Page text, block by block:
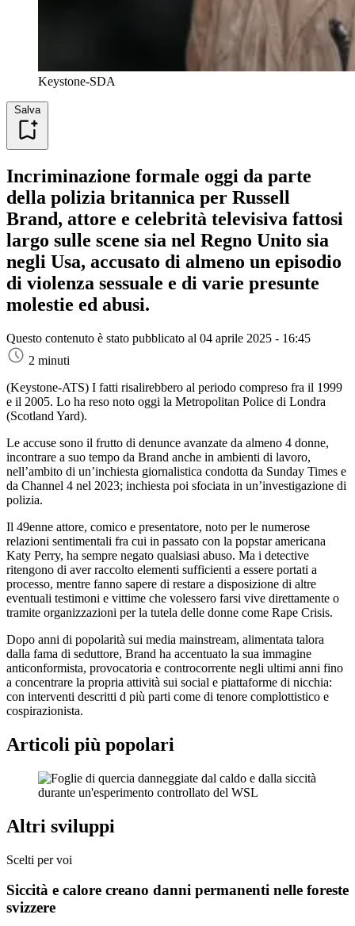
Keystone-SDA
Salva
Incriminazione formale oggi da parte
della polizia britannica per Russell
Brand, attore e celebrità televisiva fattosi
largo sulle scene sia nel Regno Unito sia
negli Usa, accusato di almeno un episodio
di violenza sessuale e di varie presunte
molestie ed abusi.
Questo contenuto è stato pubblicato al 04 aprile 2025 - 16:45
2 minuti
(Keystone-ATS) I fatti risalirebbero al periodo compreso fra il 1999
e il 2005. Lo ha reso noto oggi la Metropolitan Police di Londra
(Scotland Yard).
Le accuse sono il frutto di denunce avanzate da almeno 4 donne,
incontrare a suo tempo da Brand anche in ambienti di lavoro,
nell’ambito di un’inchiesta giornalistica condotta da Sunday Times e
da Channel 4 nel 2023; inchiesta poi sfociata in un’investigazione di
polizia.
Il 49enne attore, comico e presentatore, noto per le numerose
relazioni sentimentali fra cui in passato con la popstar americana
Katy Perry, ha sempre negato qualsiasi abuso. Ma i detective
ritengono di aver raccolto elementi sufficienti a essere portati a
processo, mentre fanno sapere di restare a disposizione di altre
eventuali testimoni e vittime che volessero farsi vive direttamente o
tramite organizzazioni per la tutela delle donne come Rape Crisis.
Dopo anni di popolarità sui media mainstream, alimentata talora
dalla fama di seduttore, Brand ha accentuato la sua immagine
anticonformista, provocatoria e controcorrente negli ultimi anni fino
a concentrare la propria attività sui social e piattaforme di nicchia:
con interventi descritti d più parti come di tenore complottistico e
cospirazionista.
Articoli più popolari
Altri sviluppi
Scelti per voi
Siccità e calore creano danni permanenti nelle foreste
svizzere